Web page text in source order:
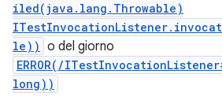
iled(java.lang.Throwable)
le)) o del giorno
ERROR(/
long))